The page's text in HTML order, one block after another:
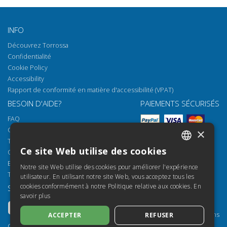
New York
di un'analisi stilistica per generi
Osservazioni preliminari sulla lingua
dell'informazione televisiva
Le strategie linguistiche per la
persuasione dei fruitori di pubblicità
Abbiamo letto per voi. Obtenir l'article
INFO
Découvrez Torrossa
Confidentialité
Cookie Policy
Accessibility
Rapport de conformité en matière d'accessibilité (VPAT)
BESOIN D'AIDE?
FAQ
Comment ouvrir nos documents
Torrossa Reader
Options d'accès
Email: helpdesk@torrossa.com
Tel:
+39 055 5018800
PAIEMENTS SÉCURISÉS
SUIVEZ-NOUS NOS RESSOURCES
Torrossa pour Institutions
SPANISH
FRENCH
ENGLISH
GERMAN
×
Ce site Web utilise des cookies
Notre site Web utilise des cookies pour améliorer l'expérience
utilisateur. En utilisant notre site Web, vous acceptez tous les
cookies conformément à notre Politique relative aux cookies. En
savoir plus
ACCEPTER REFUSER